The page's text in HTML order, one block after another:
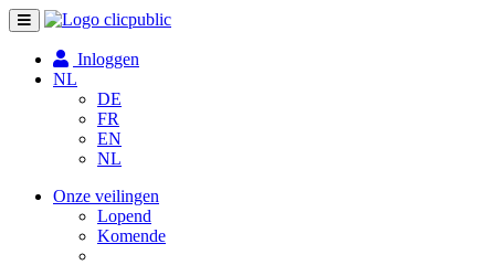
Toggle
navigation
Inloggen
NL
DE
FR
EN
NL
Onze veilingen
Lopend
Komende